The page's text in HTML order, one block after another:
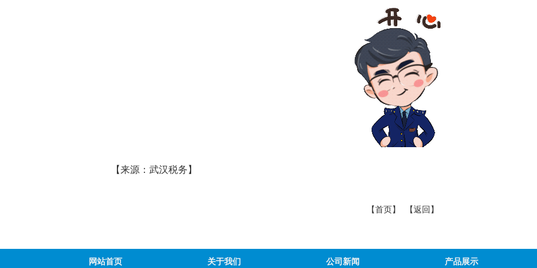
【来源：武汉税务】
【首页】 【返回】
网站首页 关于我们 公司新闻 产品展示